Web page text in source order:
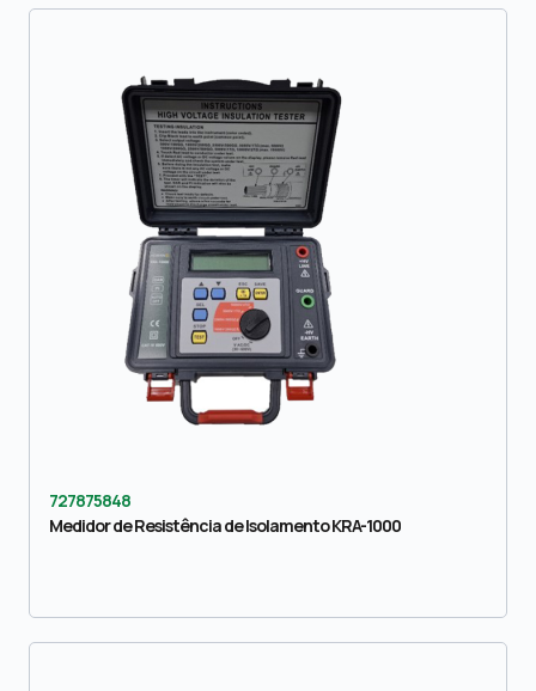
727875848
Medidor de Resistência de Isolamento KRA-1000